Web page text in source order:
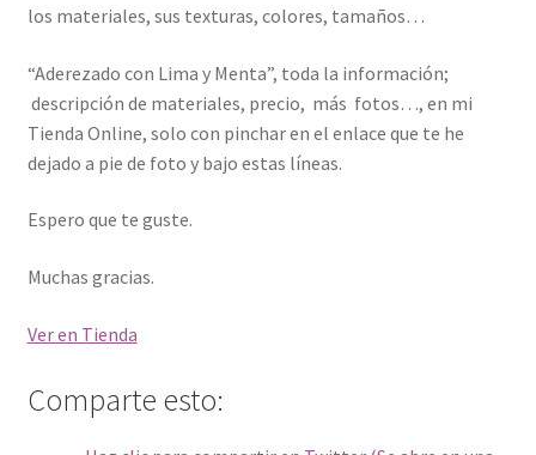
los materiales, sus texturas, colores, tamaños…
“Aderezado con Lima y Menta”, toda la información;
descripción de materiales, precio, más fotos…, en mi
Tienda Online, solo con pinchar en el enlace que te he
dejado a pie de foto y bajo estas líneas.
Espero que te guste.
Muchas gracias.
Ver en Tienda
Comparte esto: